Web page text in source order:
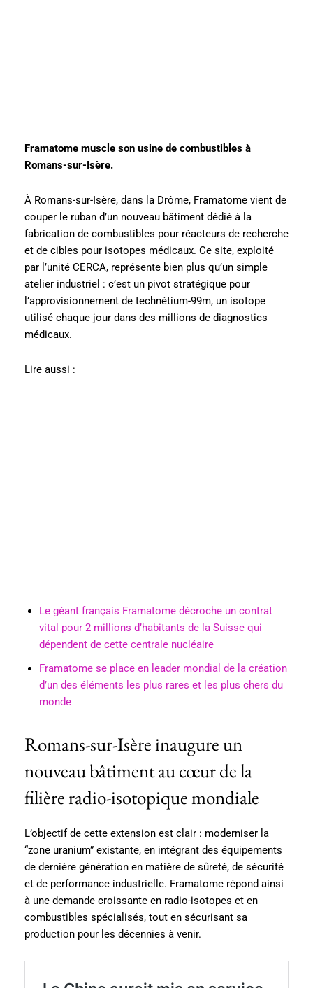
Framatome muscle son usine de combustibles à
Romans-sur-Isère.
À Romans-sur-Isère, dans la Drôme, Framatome vient de
couper le ruban d’un nouveau bâtiment dédié à la
fabrication de combustibles pour réacteurs de recherche
et de cibles pour isotopes médicaux. Ce site, exploité
par l’unité CERCA, représente bien plus qu’un simple
atelier industriel : c’est un pivot stratégique pour
l’approvisionnement de technétium-99m, un isotope
utilisé chaque jour dans des millions de diagnostics
médicaux.
Lire aussi :
Le géant français Framatome décroche un contrat
vital pour 2 millions d’habitants de la Suisse qui
dépendent de cette centrale nucléaire
Framatome se place en leader mondial de la création
d’un des éléments les plus rares et les plus chers du
monde
Romans-sur-Isère inaugure un
nouveau bâtiment au cœur de la
filière radio-isotopique mondiale
L’objectif de cette extension est clair : moderniser la
“zone uranium” existante, en intégrant des équipements
de dernière génération en matière de sûreté, de sécurité
et de performance industrielle. Framatome répond ainsi
à une demande croissante en radio-isotopes et en
combustibles spécialisés, tout en sécurisant sa
production pour les décennies à venir.